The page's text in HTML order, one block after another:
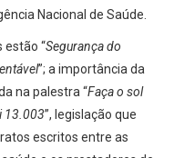
Nacional de Saúde.
estão “Segurança do
”; a importância da
na palestra “Faça o sol
13.003”, legislação que
escritos entre as